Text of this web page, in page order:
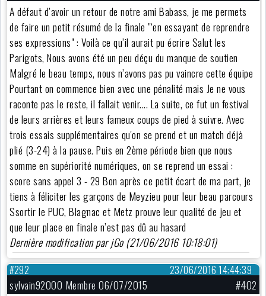
A défaut d’avoir un retour de notre ami Babass, je me permets
de faire un petit résumé de la finale "‘en essayant de reprendre
ses expressions" : Voilà ce qu’il aurait pu écrire Salut les
Parigots, Nous avons été un peu déçu du manque de soutien
Malgré le beau temps, nous n’avons pas pu vaincre cette équipe
Pourtant on commence bien avec une pénalité mais Je ne vous
raconte pas le reste, il fallait venir.... La suite, ce fut un festival
de leurs arrières et leurs fameux coups de pied à suivre. Avec
trois essais supplémentaires qu'on se prend et un match déjà
plié (3-24) à la pause. Puis en 2ème période bien que nous
somme en supériorité numériques, on se reprend un essai :
score sans appel 3 - 29 Bon après ce petit écart de ma part, je
tiens à féliciter les garçons de Meyzieu pour leur beau parcours
Ssortir le PUC, Blagnac et Metz prouve leur qualité de jeu et
que leur place en finale n’est pas dû au hasard
Dernière modification par jGo (21/06/2016 10:18:01)
23/06/2016 14:44:39
#292
sylvain92000 Membre 06/07/2015
#402